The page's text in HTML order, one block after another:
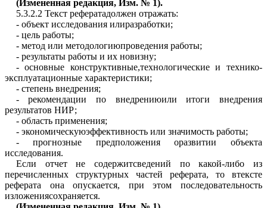
(Измененная редакция, Изм. № 1).
5.3.2.2 Текст рефератадолжен отражать:
- объект исследования илиразработки;
- цель работы;
- метод или методологиюпроведения работы;
- результаты работы и их новизну;
- основные конструктивные,технологические и технико-
эксплуатационные характеристики;
- степень внедрения;
- рекомендации по внедрениюили итоги внедрения
результатов НИР;
- область применения;
- экономическуюэффективность или значимость работы;
- прогнозные предположения оразвитии объекта
исследования.
Если отчет не содержитсведений по какой-либо из
перечисленных структурных частей реферата, то втексте
реферата она опускается, при этом последовательность
изложениясохраняется.